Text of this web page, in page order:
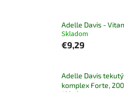
Adelle Davis -
Skladom
€9,29
Adelle Davis
komplex Forte,